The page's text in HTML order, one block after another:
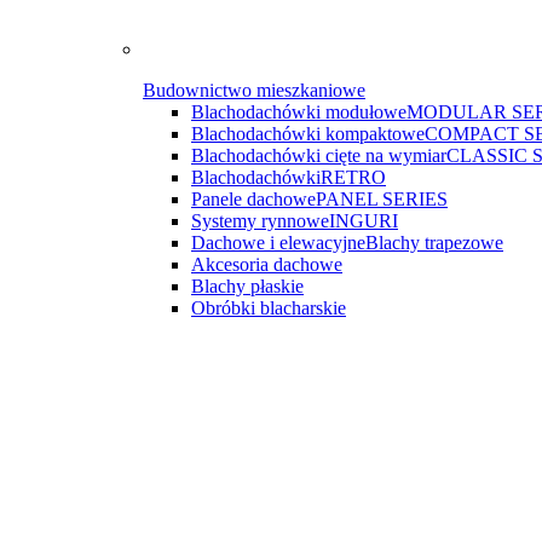
Budownictwo mieszkaniowe
Blachodachówki modułoweMODULAR
Blachodachówki kompaktoweCOMPACT
Blachodachówki cięte na wymiarCLASSIC
BlachodachówkiRETRO
Panele dachowePANEL SERIES
Systemy rynnoweINGURI
Dachowe i elewacyjneBlachy trapezowe
Akcesoria dachowe
Blachy płaskie
Obróbki blacharskie